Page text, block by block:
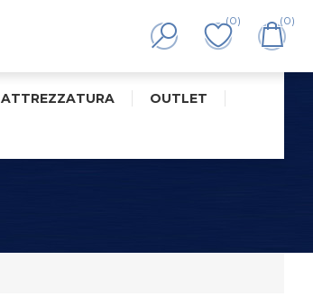
(0) (0)
ATTREZZATURA OUTLET